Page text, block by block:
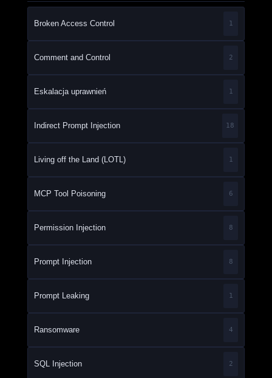
Broken Access Control 1
Comment and Control 2
Eskalacja uprawnień 1
Indirect Prompt Injection 18
Living off the Land (LOTL) 1
MCP Tool Poisoning 6
Permission Injection 8
Prompt Injection 8
Prompt Leaking 1
Ransomware 4
SQL Injection 2